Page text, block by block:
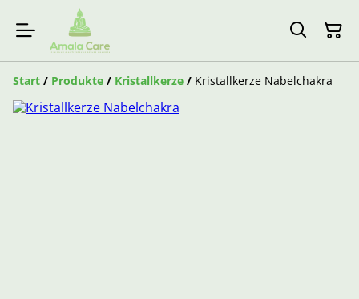
Start / Produkte / Kristallkerze / Kristallkerze Nabelchakra